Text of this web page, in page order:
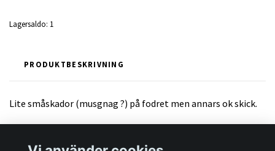
Lagersaldo: 1
PRODUKTBESKRIVNING
Lite småskador (musgnag ?) på fodret men annars ok skick.